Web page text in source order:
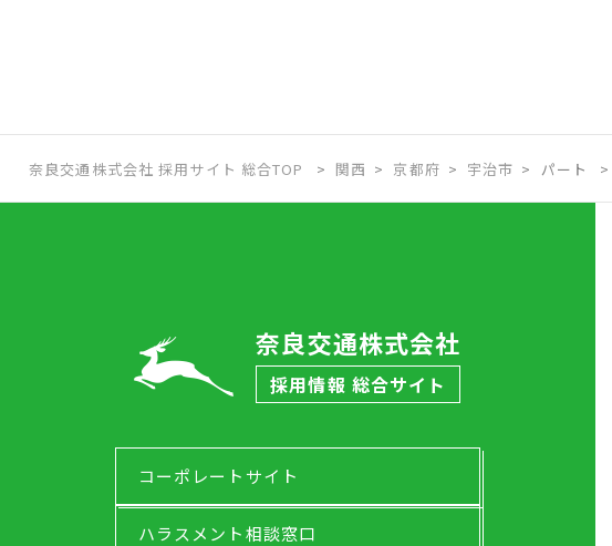
奈良交通株式会社 採用サイト 総合TOP 関西 京都府 宇治市 パート
奈良交通株式会社
採用情報 総合サイト
コーポレートサイト
ハラスメント相談窓口